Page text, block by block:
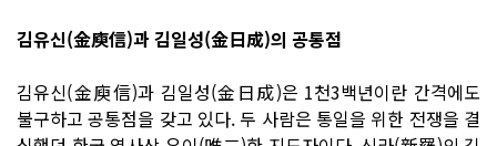
김유신(金庾信)과 김일성(金日成)의 공통점
김유신(金庾信)과 김일성(金日成)은 1천3백년이란 간격에도
불구하고 공통점을 갖고 있다. 두 사람은 통일을 위한 전쟁을 결